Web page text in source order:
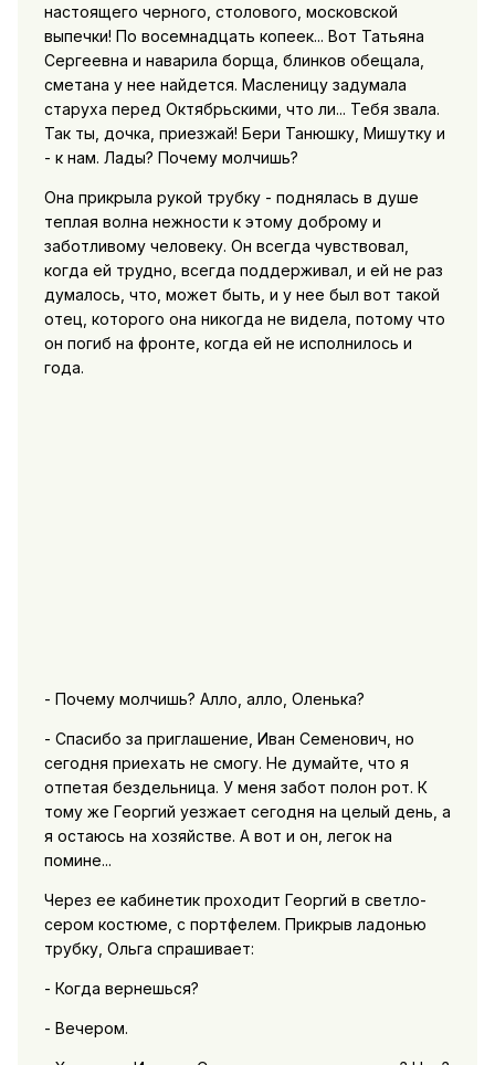
настоящего черного, столового, московской
выпечки! По восемнадцать копеек... Вот Татьяна
Сергеевна и наварила борща, блинков обещала,
сметана у нее найдется. Масленицу задумала
старуха перед Октябрьскими, что ли... Тебя звала.
Так ты, дочка, приезжай! Бери Танюшку, Мишутку и
- к нам. Лады? Почему молчишь?
Она прикрыла рукой трубку - поднялась в душе
теплая волна нежности к этому доброму и
заботливому человеку. Он всегда чувствовал,
когда ей трудно, всегда поддерживал, и ей не раз
думалось, что, может быть, и у нее был вот такой
отец, которого она никогда не видела, потому что
он погиб на фронте, когда ей не исполнилось и
года.
- Почему молчишь? Алло, алло, Оленька?
- Спасибо за приглашение, Иван Семенович, но
сегодня приехать не смогу. Не думайте, что я
отпетая бездельница. У меня забот полон рот. К
тому же Георгий уезжает сегодня на целый день, а
я остаюсь на хозяйстве. А вот и он, легок на
помине...
Через ее кабинетик проходит Георгий в светло-
сером костюме, с портфелем. Прикрыв ладонью
трубку, Ольга спрашивает:
- Когда вернешься?
- Вечером.